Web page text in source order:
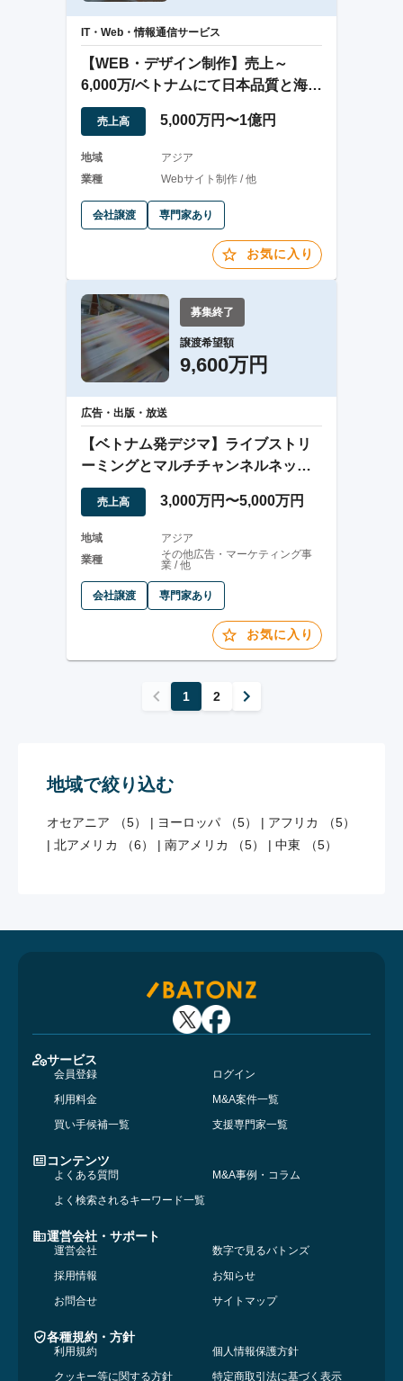
IT・Web・情報通信サービス
【WEB・デザイン制作】売上～
6,000万/ベトナムにて日本品質と海外
価格を両立
売上高 5,000万円〜1億円
地域
アジア
業種
Webサイト制作 / 他
会社譲渡 専門家あり
お気に入り
募集終了
譲渡希望額
9,600万円
広告・出版・放送
【ベトナム発デジマ】ライブストリ
ーミングとマルチチャンネルネット
ワーク（MCN）
売上高 3,000万円〜5,000万円
地域
アジア
業種
その他広告・マーケティング事
業 / 他
会社譲渡 専門家あり
お気に入り
1 2
地域で絞り込む
オセアニア （5） | ヨーロッパ （5） | アフリカ （5）
|北アメリカ （6） |南アメリカ （5） |中東 （5）
サービス
会員登録
ログイン
利用料金
M&A案件一覧
買い手候補一覧
支援専門家一覧
コンテンツ
よくある質問
M&A事例・コラム
よく検索されるキーワード一覧
運営会社・サポート
運営会社
数字で見るバトンズ
採用情報
お知らせ
お問合せ
サイトマップ
各種規約・方針
利用規約
個人情報保護方針
クッキー等に関する方針
特定商取引法に基づく表示